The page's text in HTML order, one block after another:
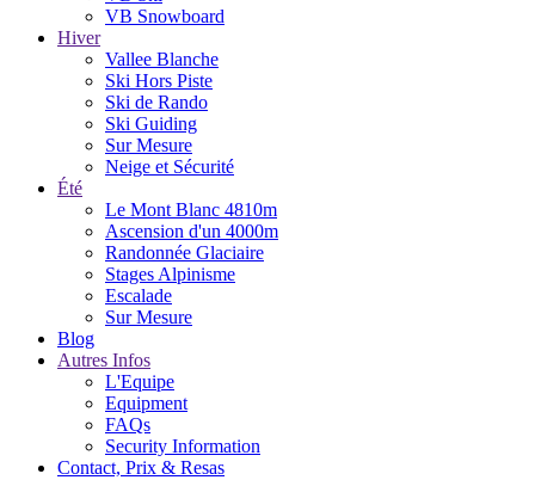
navigationVB Snowboard
Hiver
Vallee Blanche
Ski Hors Piste
Ski de Rando
Ski Guiding
Sur Mesure
Neige et Sécurité
Été
Le Mont Blanc 4810m
Ascension d'un 4000m
Randonnée Glaciaire
Stages Alpinisme
Escalade
Sur Mesure
Blog
Autres Infos
L'Equipe
Equipment
FAQs
Security Information
Contact, Prix & Resas